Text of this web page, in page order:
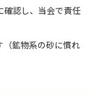
認し、当会で責任
（鉱物系の砂に慣れ